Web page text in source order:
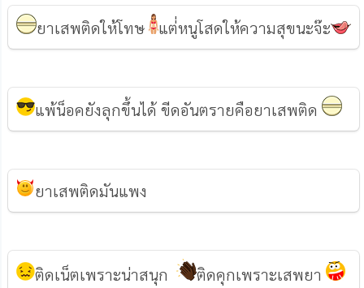
ยาเสพติดให้โทษ แต่่หนูโสดให้ความสุขนะจ๊ะ
แพ้น็อคยังลุกขึ้นได้ ขีดอันตรายคือยาเสพติด
ยาเสพติดมันแพง
ติดเน็ตเพราะน่าสนุก ติดคุกเพราะเสพยา